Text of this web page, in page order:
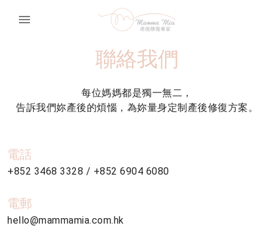
menu
聯絡我們
每位媽媽都是獨一無二，
告訴我們妳產後的煩惱，為妳量身定制產後修復方案。
電話
+852 3468 3328 / +852 6904 6080
電郵
hello@mammamia.com.hk